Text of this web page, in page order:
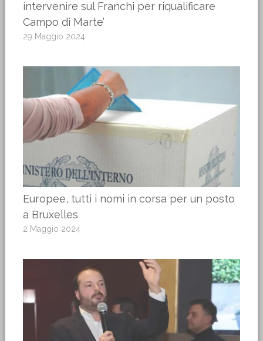
intervenire sul Franchi per riqualificare
Campo di Marte’
29 Maggio 2024
Europee, tutti i nomi in corsa per un posto
a Bruxelles
2 Maggio 2024